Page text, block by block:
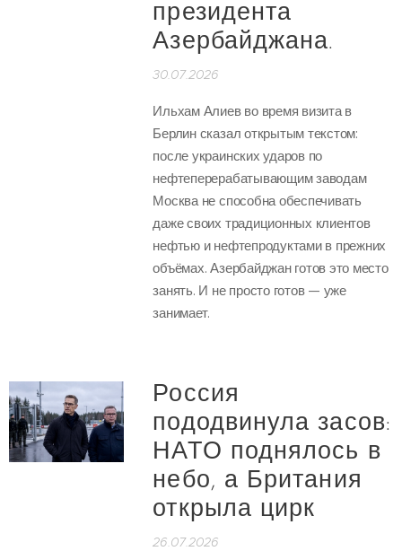
президента
Азербайджана.
30.07.2026
Ильхам Алиев во время визита в
Берлин сказал открытым текстом:
после украинских ударов по
нефтеперерабатывающим заводам
Москва не способна обеспечивать
даже своих традиционных клиентов
нефтью и нефтепродуктами в прежних
объёмах. Азербайджан готов это место
занять. И не просто готов — уже
занимает.
Россия
пододвинула засов:
НАТО поднялось в
небо, а Британия
открыла цирк
26.07.2026